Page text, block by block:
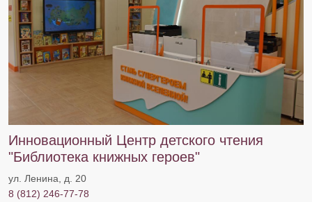
Инновационный Центр детского чтения
"Библиотека книжных героев"
ул. Ленина, д. 20
8 (812) 246-77-78